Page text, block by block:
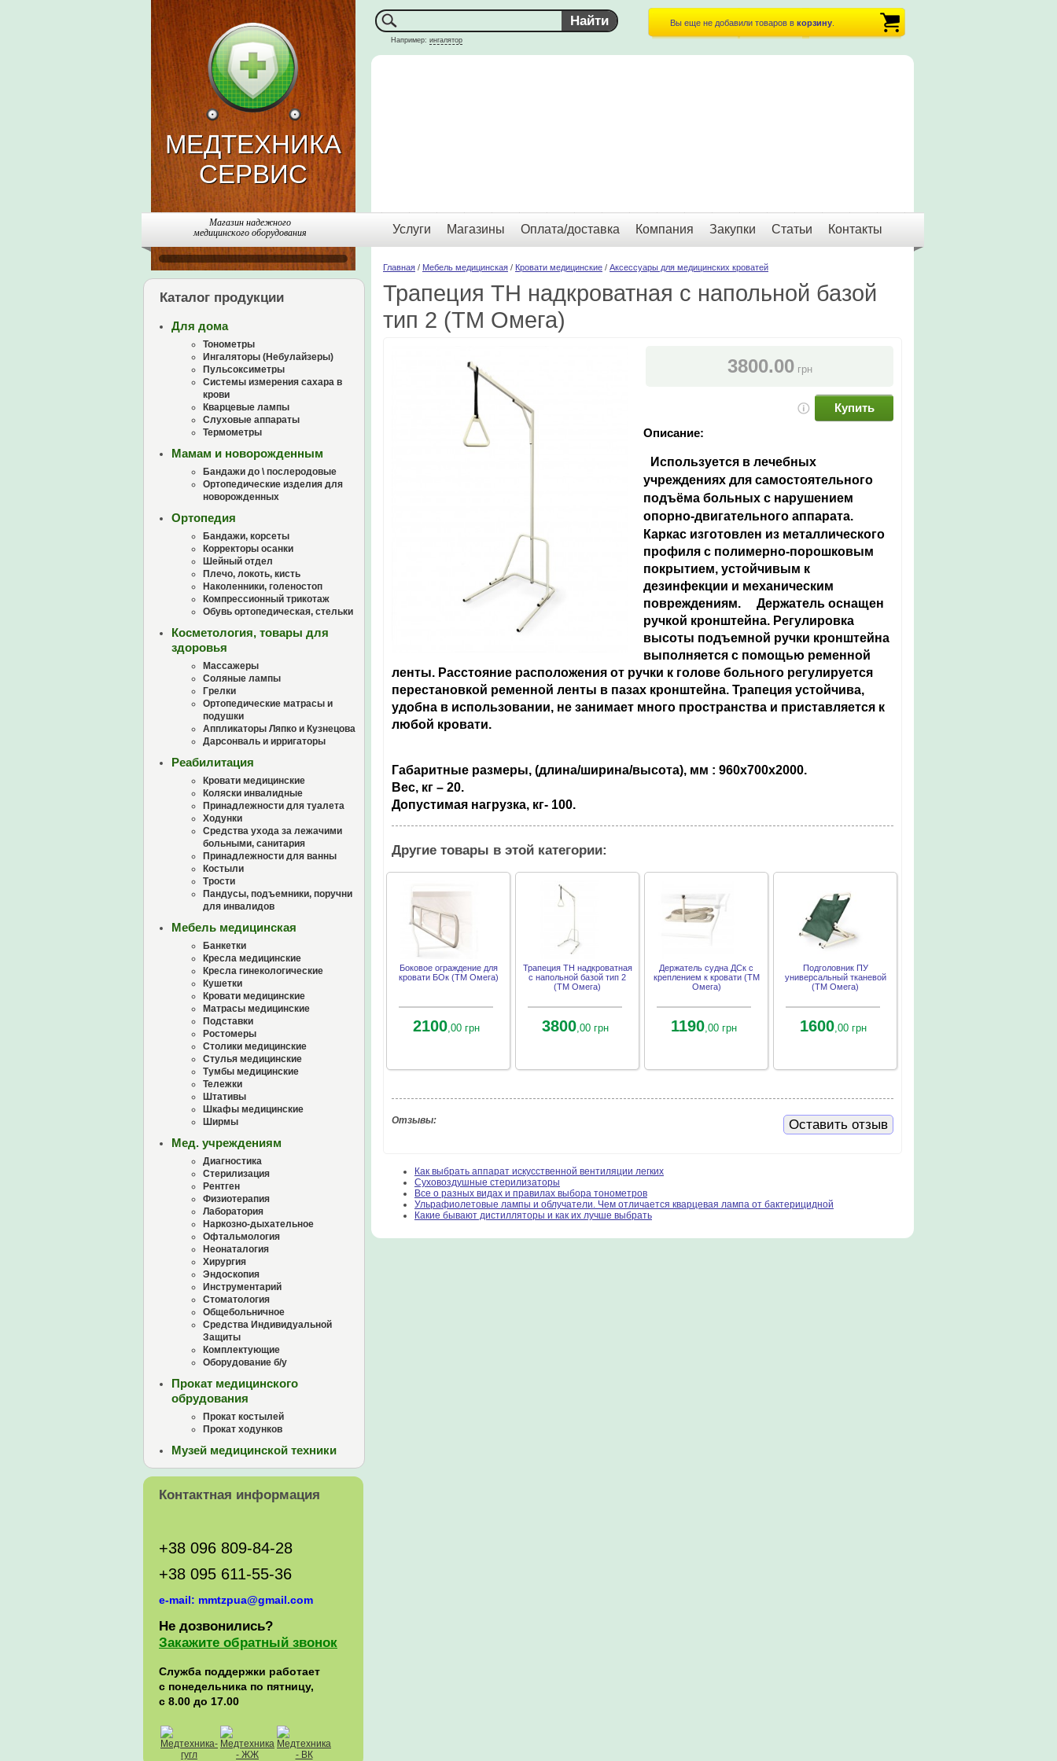
МЕДТЕХНИКА
СЕРВИС
Например: ингалятор
Вы еще не добавили товаров в корзину
Магазин надежного
медицинского оборудования
Услуги Магазины Оплата/доставка Компания Закупки Статьи Контакты
Каталог продукции
Для дома
Тонометры
Ингаляторы (Небулайзеры)
Пульсоксиметры
Системы измерения сахара в
крови
Кварцевые лампы
Слуховые аппараты
Термометры
Мамам и новорожденным
Бандажи до \ послеродовые
Ортопедические изделия для
новорожденных
Ортопедия
Бандажи, корсеты
Корректоры осанки
Шейный отдел
Плечо, локоть, кисть
Наколенники, голеностоп
Компрессионный трикотаж
Обувь ортопедическая, стельки
Косметология, товары для
здоровья
Массажеры
Соляные лампы
Грелки
Ортопедические матрасы и
подушки
Аппликаторы Ляпко и Кузнецова
Дарсонваль и ирригаторы
Реабилитация
Кровати медицинские
Коляски инвалидные
Принадлежности для туалета
Ходунки
Средства ухода за лежачими
больными, санитария
Принадлежности для ванны
Костыли
Трости
Пандусы, подъемники, поручни
для инвалидов
Мебель медицинская
Банкетки
Кресла медицинские
Кресла гинекологические
Кушетки
Кровати медицинские
Матрасы медицинские
Подставки
Ростомеры
Столики медицинские
Стулья медицинские
Тумбы медицинские
Тележки
Штативы
Шкафы медицинские
Ширмы
Мед. учреждениям
Диагностика
Стерилизация
Рентген
Физиотерапия
Лаборатория
Наркозно-дыхательное
Офтальмология
Неонаталогия
Хирургия
Эндоскопия
Инструментарий
Стоматология
Общебольничное
Средства Индивидуальной
Защиты
Комплектующие
Оборудование б/у
Прокат медицинского
обрудования
Прокат костылей
Прокат ходунков
Музей медицинской техники
Контактная информация
+38 096 809-84-28
+38 095 611-55-36
e-mail: mmtzpua@gmail.com
Не дозвонились?
Закажите обратный звонок
Служба поддержки работает
с понедельника по пятницу,
с 8.00 до 17.00
Главная / Мебель медицинская / Кровати медицинские / Аксессуары для медицинских кроватей
Трапеция ТН надкроватная с напольной базой
тип 2 (ТМ Омега)
3800.00грн
Купить
Описание:
Используется в лечебных
учреждениях для самостоятельного
подъёма больных с нарушением
опорно-двигательного аппарата.
Каркас изготовлен из металлического
профиля с полимерно-порошковым
покрытием, устойчивым к
дезинфекции и механическим
повреждениям. Держатель оснащен
ручкой кронштейна. Регулировка
высоты подъемной ручки кронштейна
выполняется с помощью ременной
ленты. Расстояние расположения от ручки к голове больного регулируется
перестановкой ременной ленты в пазах кронштейна. Трапеция устойчива,
удобна в использовании, не занимает много пространства и приставляется к
любой кровати.
Габаритные размеры, (длина/ширина/высота), мм : 960х700х2000.
Вес, кг – 20.
Допустимая нагрузка, кг- 100.
Другие товары в этой категории:
Боковое ограждение для
кровати БОк (ТМ Омега)
2100,00 грн
Трапеция ТН надкроватная
с напольной базой тип 2
(ТМ Омега)
3800,00 грн
Держатель судна ДСк с
креплением к кровати (ТМ
Омега)
1190,00 грн
Подголовник ПУ
универсальный тканевой
(ТМ Омега)
1600,00 грн
Отзывы: Оставить отзыв
Как выбрать аппарат искусственной вентиляции легких
Суховоздушные стерилизаторы
Все о разных видах и правилах выбора тонометров
Ульрафиолетовые лампы и облучатели. Чем отличается кварцевая лампа от бактерицидной
Какие бывают дистилляторы и как их лучше выбрать